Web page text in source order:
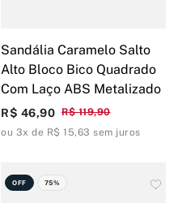
Sandália Caramelo Salto
Alto Bloco Bico Quadrado
Com Laço ABS Metalizado
R$ 119,90
R$ 46,90
ou 3x de R$ 15,63 sem juros
OFF 75%